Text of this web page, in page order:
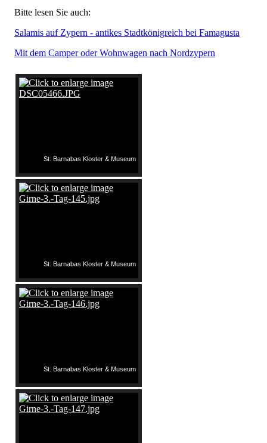
Bitte lesen Sie auch:
Salamis auf Zypern - antikes Stadtkönigreich bei Famagusta
Mit dem Camper oder Wohnwagen nach Nordzypern
St. Barnabas Kloster & Museum
St. Barnabas Kloster & Museum
St. Barnabas Kloster & Museum